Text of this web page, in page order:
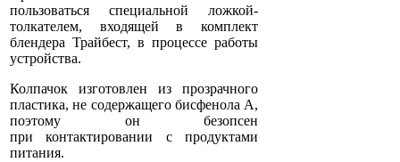
пользоваться специальной ложкой-
толкателем, входящей в комплект
блендера Трайбест, в процессе работы
устройства.
Колпачок изготовлен из прозрачного
пластика, не содержащего бисфенола А,
поэтому он безопсен
при контактировании с продуктами
питания.